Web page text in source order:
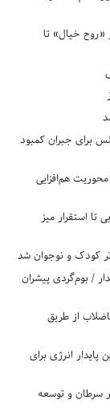
خیال» تا
برای جبران کمبود
هم‌افزایی
تا استقرار میز
کودک و نوجوان شد
/ بوم‌گردی پیشران
۲۲ خدمت آب و فاضلاب از طریق
انرژی برای
سرطان و توسعه